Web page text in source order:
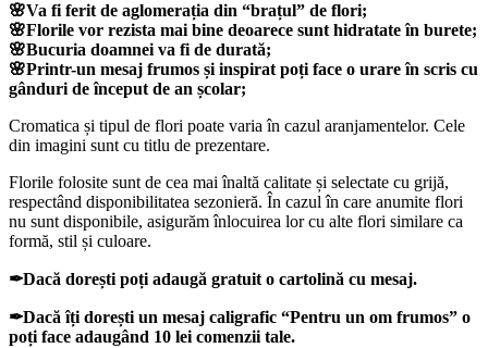
🌸Va fi ferit de aglomerația din “brațul” de flori;
🌸Florile vor rezista mai bine deoarece sunt hidratate în burete;
🌸Bucuria doamnei va fi de durată;
🌸Printr-un mesaj frumos și inspirat poți face o urare în scris cu
gânduri de început de an școlar;
Cromatica și tipul de flori poate varia în cazul aranjamentelor. Cele
din imagini sunt cu titlu de prezentare.
Florile folosite sunt de cea mai înaltă calitate și selectate cu grijă,
respectând disponibilitatea sezonieră. În cazul în care anumite flori
nu sunt disponibile, asigurăm înlocuirea lor cu alte flori similare ca
formă, stil și culoare.
✒Dacă dorești poți adaugă gratuit o cartolină cu mesaj.
✒Dacă îți dorești un mesaj caligrafic “Pentru un om frumos” o
poți face adaugând 10 lei comenzii tale.